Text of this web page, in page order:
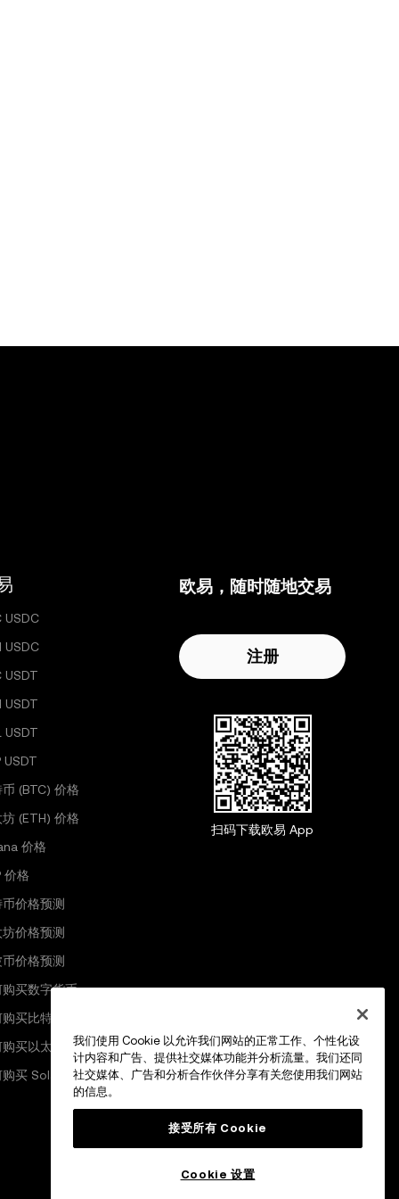
USDC
USDC
USDT
USDT
USDT
USDT
币 (BTC) 价格
坊 (ETH) 价格
价格
价格
币价格预测
坊价格预测
价格预测
购买数字货币
买比特币
买以太坊
买 Solana
欧易，随时随地交易
注册
扫码下载欧易 App
我们使用 Cookie 以允许我们网站的正常工作、个性化设
计内容和广告、提供社交媒体功能并分析流量。我们还同
社交媒体、广告和分析合作伙伴分享有关您使用我们网站
的信息。
接受所有 Cookie
Cookie 设置